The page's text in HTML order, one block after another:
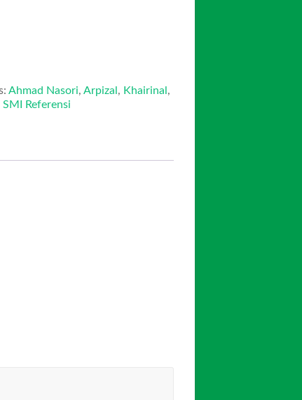
Ahmad Nasori, Arpizal , Khairinal ,
SMI Referensi